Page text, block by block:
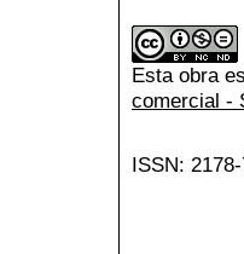
Esta obra
comercial -
ISSN: